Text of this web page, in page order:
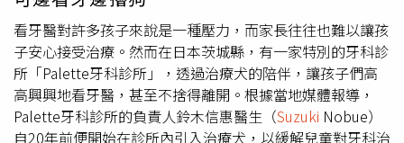
賃、營業、政府機關及專案批/標購之車輛。試乘SWIFT車
系贈送【SWIFT 20周年香氛片】，來店試乘贈送之贈品，
贈獎活動均需填寫完整客戶資料，贈品有限，送完為止。58
萬月付8,999專案為6年期(72個月) 貸款利率3.71% 適用車
款為SWIFT、IGNIS車款 以上分期專案經銷商及和潤企業保
有審核之權利 且不得與其他優惠專案併用。2025年06月各
史新高紀錄，4月Kia全車系提供專屬禮遇方案：全新上市的
The new Picanto輕奢精品掀背推出總價值逾18,000元的
「輕奢尊享方案」；此外限時入主Kia EV6/ GT，可享「五
年0元盡情駕馭方案」，再享高額100萬0利率或首年低月付
8,888元，以最實質的購車禮遇回饋給消費者，敬邀所有消
費者前往Kia展示中心蒞臨賞車。Kia 輕奢精品掀背The new
Picanto強勢登台，上市首月接單逾300張甫於3月中上市的
看牙醫對許多孩子來說是一種壓力，而家長往往也難以讓孩
子安心接受治療。然而在日本茨城縣，有一家特別的牙科診
所「Palette牙科診所」，透過治療犬的陪伴，讓孩子們高
高興興地看牙醫，甚至不捨得離開。根據當地媒體報導，
Palette牙科診所的負責人鈴木信惠醫生（Suzuki Nobue）
自20年前便開始在診所內引入治療犬，以緩解兒童對牙科治